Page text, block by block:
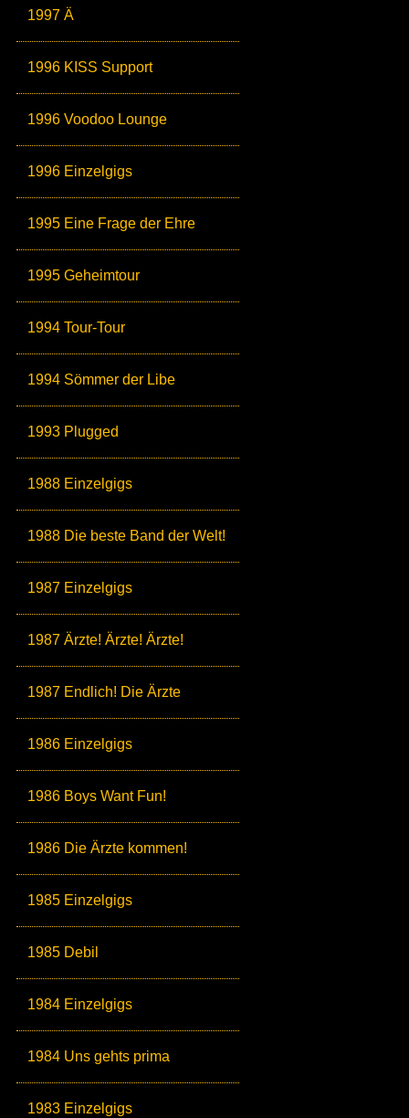
1997 Ä
1996 KISS Support
1996 Voodoo Lounge
1996 Einzelgigs
1995 Eine Frage der Ehre
1995 Geheimtour
1994 Tour-Tour
1994 Sömmer der Libe
1993 Plugged
1988 Einzelgigs
1988 Die beste Band der Welt!
1987 Einzelgigs
1987 Ärzte! Ärzte! Ärzte!
1987 Endlich! Die Ärzte
1986 Einzelgigs
1986 Boys Want Fun!
1986 Die Ärzte kommen!
1985 Einzelgigs
1985 Debil
1984 Einzelgigs
1984 Uns gehts prima
1983 Einzelgigs